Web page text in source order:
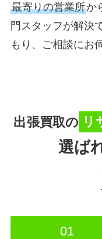
最寄りの営業所か
門スタッフが解決
もり、ご相談にお
出張買取の リ
選ば
01